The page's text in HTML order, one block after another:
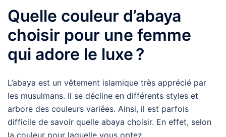
Quelle couleur d’abaya
choisir pour une femme
qui adore le luxe ?
L’abaya est un vêtement islamique très apprécié par
les musulmans. Il se décline en différents styles et
arbore des couleurs variées. Ainsi, il est parfois
difficile de savoir quelle abaya choisir. En effet, selon
la couleur pour laquelle vous optez, …